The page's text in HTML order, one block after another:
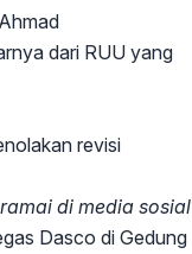
dari RUU yang
revisi
di media sosial
Dasco di Gedung